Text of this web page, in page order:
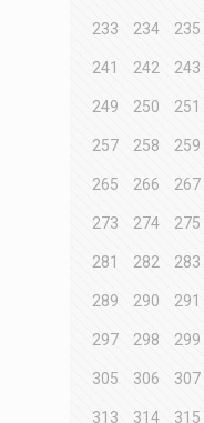
233 234 235
241 242 243
249 250 251
257 258 259
265 266 267
273 274 275
281 282 283
289 290 291
297 298 299
305 306 307
313 314 315